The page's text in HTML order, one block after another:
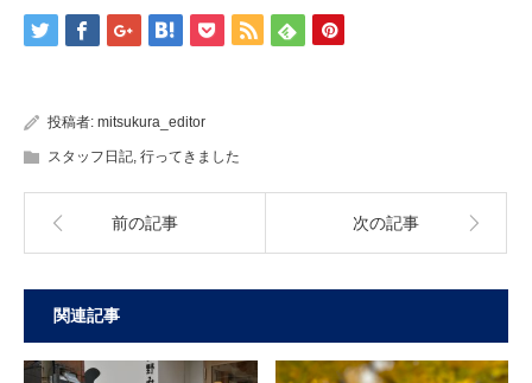
投稿者: mitsukura_editor
スタッフ日記, 行ってきました
前の記事 次の記事
関連記事